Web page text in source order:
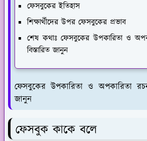
ফেসবুকের ইতিহাস
শিক্ষার্থীদের উপর ফেসবুকের প্রভাব
শেষ কথাঃ ফেসবুকের উপকারিতা ও
বিস্তারিত জানুন
ফেসবুকের উপকারিতা ও অপকারিতা
জানুন
ফেসবুক কাকে বলে